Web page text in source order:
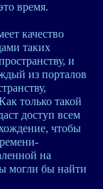
время.
качество
таких
и
из порталов
только такой
доступ всем
чтобы
на
могли бы найти